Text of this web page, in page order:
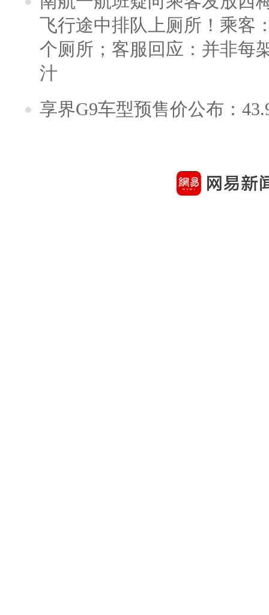
飞行途中排队上厕所！乘客
个厕所；客服回应：并非每
汁
享界G9车型预售价公布：